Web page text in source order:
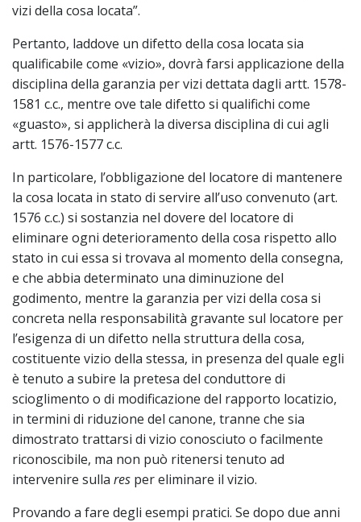
vizi della cosa locata”.
Pertanto, laddove un difetto della cosa locata sia
qualificabile come «vizio», dovrà farsi applicazione della
disciplina della garanzia per vizi dettata dagli artt. 1578-
1581 c.c., mentre ove tale difetto si qualifichi come
«guasto», si applicherà la diversa disciplina di cui agli
artt. 1576-1577 c.c.
In particolare, l’obbligazione del locatore di mantenere
la cosa locata in stato di servire all’uso convenuto (art.
1576 c.c.) si sostanzia nel dovere del locatore di
eliminare ogni deterioramento della cosa rispetto allo
stato in cui essa si trovava al momento della consegna,
e che abbia determinato una diminuzione del
godimento, mentre la garanzia per vizi della cosa si
concreta nella responsabilità gravante sul locatore per
l’esigenza di un difetto nella struttura della cosa,
costituente vizio della stessa, in presenza del quale egli
è tenuto a subire la pretesa del conduttore di
scioglimento o di modificazione del rapporto locatizio,
in termini di riduzione del canone, tranne che sia
dimostrato trattarsi di vizio conosciuto o facilmente
riconoscibile, ma non può ritenersi tenuto ad
intervenire sulla res per eliminare il vizio.
Provando a fare degli esempi pratici. Se dopo due anni